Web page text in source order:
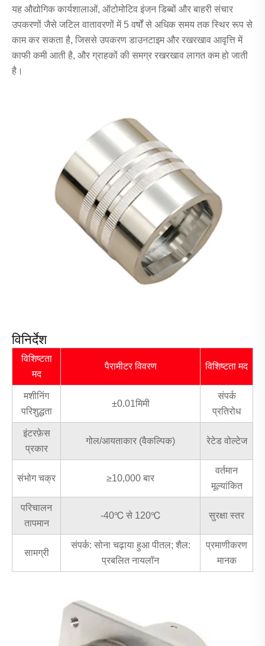
यह औद्योगिक कार्यशालाओं, ऑटोमोटिव इंजन डिब्बों और बाहरी संचार
उपकरणों जैसे जटिल वातावरणों में 5 वर्षों से अधिक समय तक स्थिर रूप से
काम कर सकता है, जिससे उपकरण डाउनटाइम और रखरखाव आवृत्ति में
काफी कमी आती है, और ग्राहकों की समग्र रखरखाव लागत कम हो जाती
है।
विनिर्देश
विशिष्टता
मद
पैरामीटर विवरण विशिष्टता मद
मशीनिंग
परिशुद्धता
±0.01मिमी
संपर्क
प्रतिरोध
इंटरफ़ेस
प्रकार
गोल/आयताकार (वैकल्पिक) रेटेड वोल्टेज
संभोग चक्र ≥10,000 बार
वर्तमान
मूल्यांकित
परिचालन
तापमान
-40℃ से 120℃ सुरक्षा स्तर
सामग्री
संपर्क: सोना चढ़ाया हुआ पीतल; शैल:
प्रबलित नायलॉन
प्रमाणीकरण
मानक